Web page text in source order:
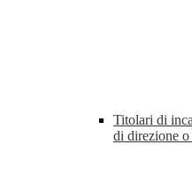
Titolari di
di direzione